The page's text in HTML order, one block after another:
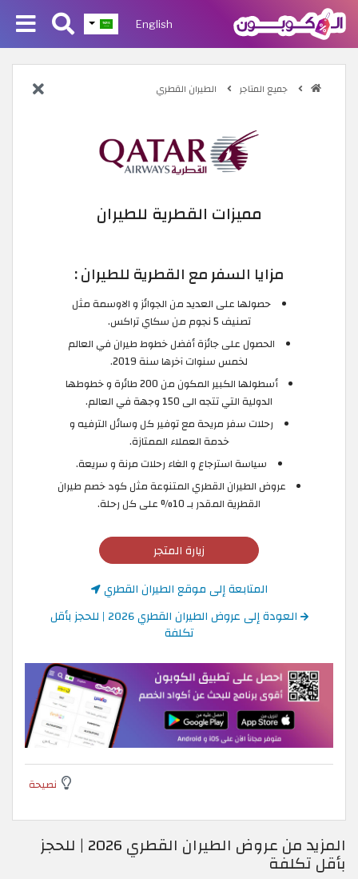
English
جميع المتاجر الطيران القطري
مميزات القطرية للطيران
مزايا السفر مع القطرية للطيران :
حصولها على العديد من الجوائز و الاوسمة مثل
تصنيف 5 نجوم من سكاي تراكس.
الحصول على جائزة أفضل خطوط طيران في العالم
لخمس سنوات آخرها سنة 2019.
أسطولها الكبير المكون من 200 طائرة و خطوطها
الدولية التي تتجه الى 150 وجهة في العالم.
رحلات سفر مريحة مع توفير كل وسائل الترفيه و
خدمة العملاء الممتازة.
سياسة استرجاع و الغاء رحلات مرنة و سريعة.
عروض الطيران القطري المتنوعة مثل كود خصم طيران
القطرية المقدر بـ 10% على كل رحلة.
زيارة المتجر
المتابعة إلى موقع الطيران القطري
العودة إلى عروض الطيران القطري 2026 | للحجز بأقل
تكلفة
نصيحة
المزيد من عروض الطيران القطري 2026 | للحجز
بأقل تكلفة